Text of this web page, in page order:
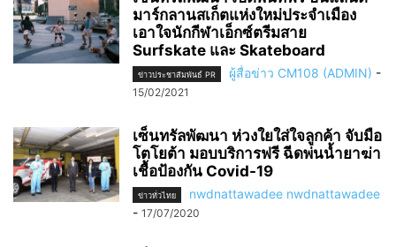
มาร์กลานสเก็ตแห่งใหม่ประจำเมือง
เอาใจนักกีฬาเอ็กซ์ตรีมสาย
Surfskate และ Skateboard
ข่าวประชาสัมพันธ์ PR ผู้สื่อข่าว CM108 (ADMIN) -
15/02/2021
เซ็นทรัลพัฒนา ห่วงใยใส่ใจลูกค้า จับมือ
โตโยต้า มอบบริการฟรี ฉีดพ่นน้ำยาฆ่า
เชื้อป้องกัน Covid-19
ข่าวทั่วไทย
nwdnattawadee nwdnattawadee
- 17/07/2020